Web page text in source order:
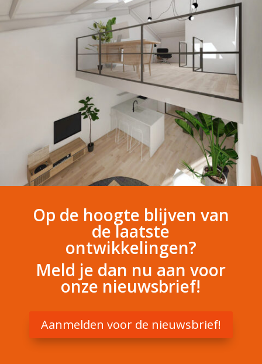
Op de hoogte blijven van
de laatste
ontwikkelingen?
Meld je dan nu aan voor
onze nieuwsbrief!
Aanmelden voor de nieuwsbrief!